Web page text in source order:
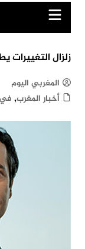
زلزال
المغربي اليوم
أخبار المغرب,